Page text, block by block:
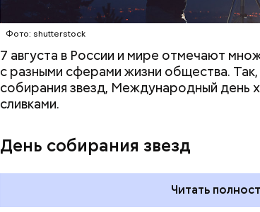
Фото: shutterstock
7 августа в России и мире отмечают
с разными сферами жизни общества.
собирания звезд, Международный день
сливками.
День собирания звезд
Читать